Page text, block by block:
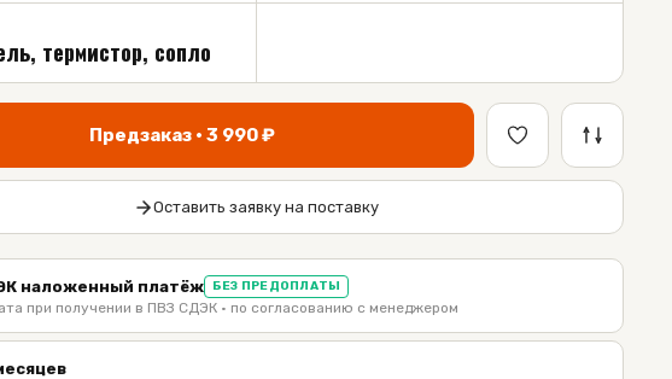
термистор, сопло
Предзаказ · 3 990₽
Оставить заявку на поставку
наложенный платёж БЕЗ ПРЕДОПЛАТЫ
при получении в ПВЗ СДЭК · по согласованию с менеджером